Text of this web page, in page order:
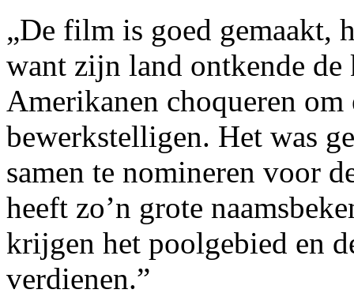
„De film is goed gemaakt,
want zijn land ontkende
Amerikanen choqueren om
bewerkstelligen. Het was
samen te nomineren voor
heeft zo’n grote
krijgen het poolgebied en
verdienen.”